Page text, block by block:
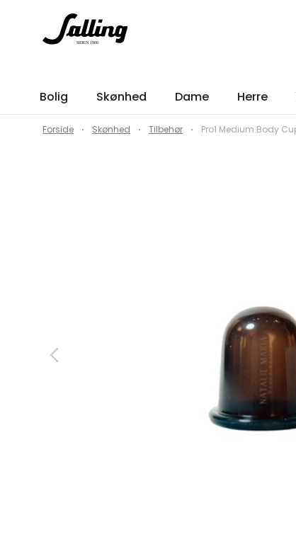
Bolig Skønhed Dame Herre
Forside Skønhed Tilbehør Pro1 Medium Body